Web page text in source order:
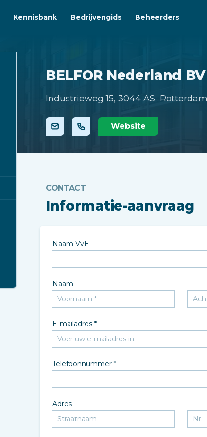
Kennisbank Bedrijvengids Beheerders
BELFOR Nederland BV
Industrieweg 15, 3044 AS Rotterdam
Website
CONTACT
Informatie-aanvraag
Naam VvE
Naam
E-mailadres *
Telefoonnummer *
Adres